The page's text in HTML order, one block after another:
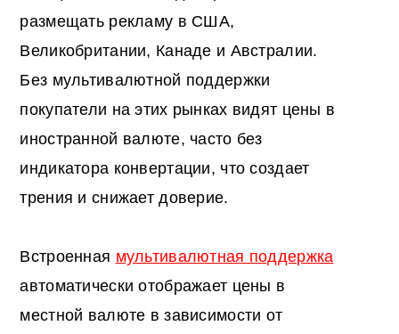
размещать рекламу в США,
Великобритании, Канаде и Австралии.
Без мультивалютной поддержки
покупатели на этих рынках видят цены в
иностранной валюте, часто без
индикатора конвертации, что создает
трения и снижает доверие.
Встроенная мультивалютная поддержка
автоматически отображает цены в
местной валюте в зависимости от